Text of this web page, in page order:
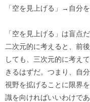
「空を見上げる」→自分を
「空を見上げる」は盲点だ
二次元的に考えると、前
しても、三次元的に考え
きるはずだ。つまり、自
視野を拡げることに限界
識を向ければいいわけであ